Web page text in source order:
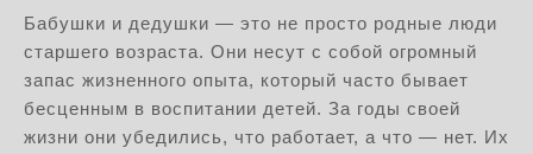
Бабушки и дедушки — это не просто родные люди
старшего возраста. Они несут с собой огромный
запас жизненного опыта, который часто бывает
бесценным в воспитании детей. За годы своей
жизни они убедились, что работает, а что — нет. Их